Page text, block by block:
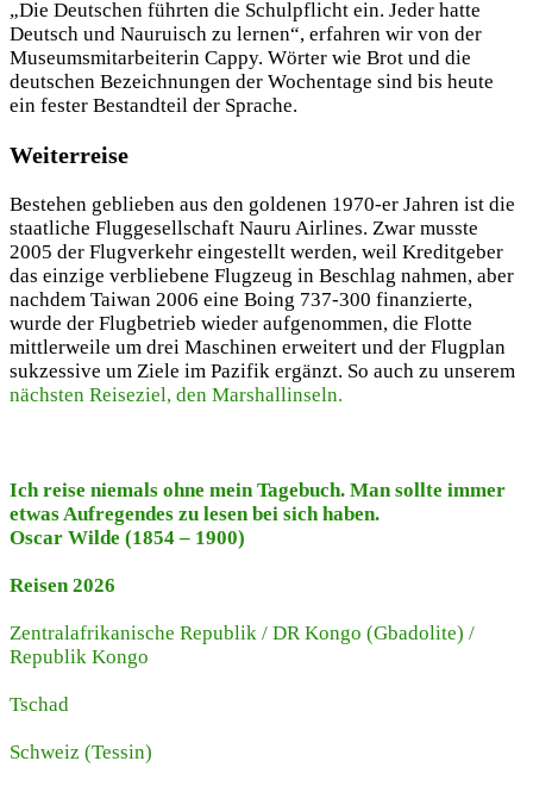
„Die Deutschen führten die Schulpflicht ein. Jeder hatte
Deutsch und Nauruisch zu lernen“, erfahren wir von der
Museumsmitarbeiterin Cappy. Wörter wie Brot und die
deutschen Bezeichnungen der Wochentage sind bis heute
ein fester Bestandteil der Sprache.
Weiterreise
Bestehen geblieben aus den goldenen 1970-er Jahren ist die
staatliche Fluggesellschaft Nauru Airlines. Zwar musste
2005 der Flugverkehr eingestellt werden, weil Kreditgeber
das einzige verbliebene Flugzeug in Beschlag nahmen, aber
nachdem Taiwan 2006 eine Boing 737-300 finanzierte,
wurde der Flugbetrieb wieder aufgenommen, die Flotte
mittlerweile um drei Maschinen erweitert und der Flugplan
sukzessive um Ziele im Pazifik ergänzt. So auch zu unserem
nächsten Reiseziel, den Marshallinseln.
Ich reise niemals ohne mein Tagebuch. Man sollte immer
etwas Aufregendes zu lesen bei sich haben.
Oscar Wilde (1854 – 1900)
Reisen 2026
Zentralafrikanische Republik / DR Kongo (Gbadolite) /
Republik Kongo
Tschad
Schweiz (Tessin)